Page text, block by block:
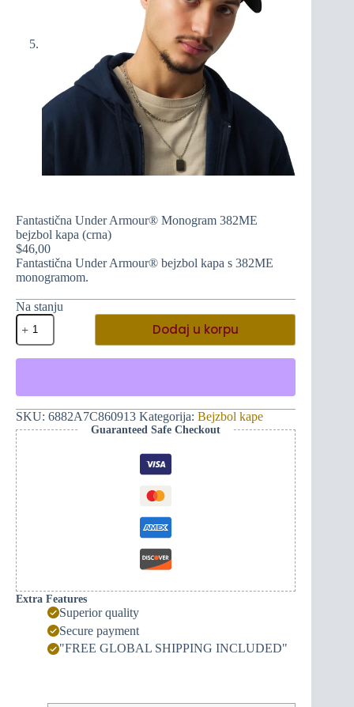
Fantastična Under Armour® Monogram 382ME
bejzbol kapa (crna)
$46,00
Fantastična Under Armour® bejzbol kapa s 382ME
monogramom.
Na stanju
Fantastična
Under
Armour®
Monogram
kapa
(crna)
količina
Dodaj u korpu
SKU: 6882A7C860913 Kategorija: Bejzbol kape
Guaranteed Safe Checkout
Extra Features
Superior quality
Secure payment
"FREE GLOBAL SHIPPING INCLUDED"